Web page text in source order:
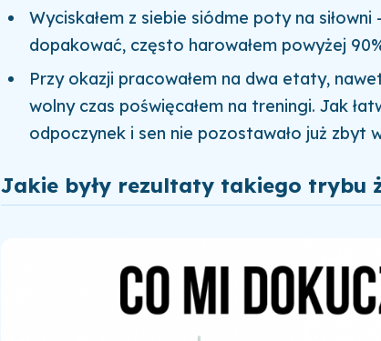
Wyciskałem z siebie siódme poty na
dopakować, często harowałem powyżej
Przy okazji pracowałem na dwa etaty,
wolny czas poświęcałem na treningi. Jak
odpoczynek i sen nie pozostawało już zbyt
Jakie były rezultaty takiego trybu